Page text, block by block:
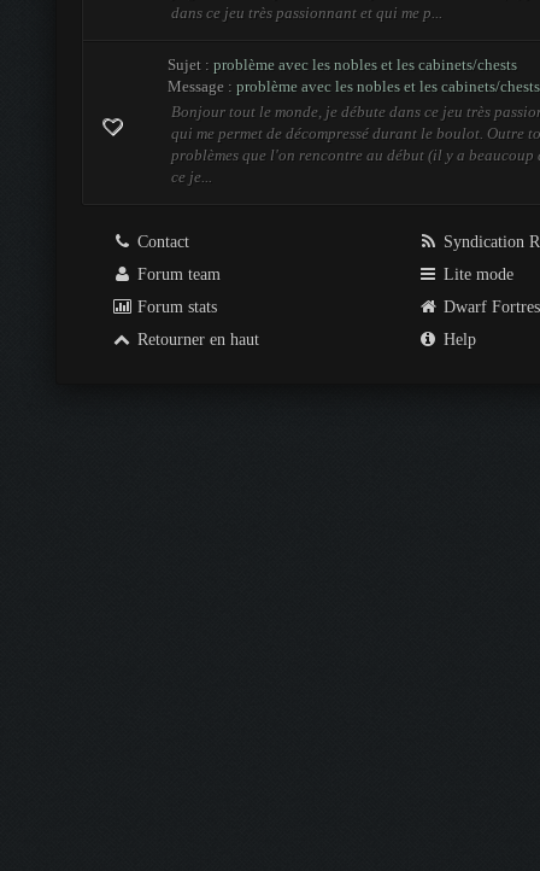
dans ce jeu très passionnant et qui me p...
Sujet : problème avec les nobles et les cabinets/chests
Message : problème avec les nobles et les cabinets/chests
Bonjour tout le monde, je débute dans ce jeu très
qui me permet de décompressé durant le boulot. Outre
problèmes que l'on rencontre au début (il y a beaucoup
ce je...
Contact
Forum team
Forum stats
Retourner en haut
Syndication
Lite mode
Dwarf
Help